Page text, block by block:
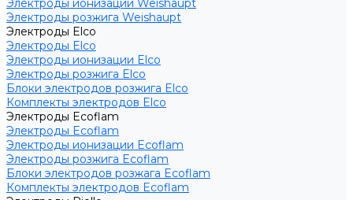
Электроды ионизации Weishaupt
Электроды розжига Weishaupt
Электроды Elco
Электроды Elco
Электроды ионизации Elco
Электроды розжига Elco
Блоки электродов розжига Elco
Комплекты электродов Elco
Электроды Ecoflam
Электроды Ecoflam
Электроды ионизации Ecoflam
Электроды розжига Ecoflam
Блоки электродов розжага Ecoflam
Комплекты электродов Ecoflam